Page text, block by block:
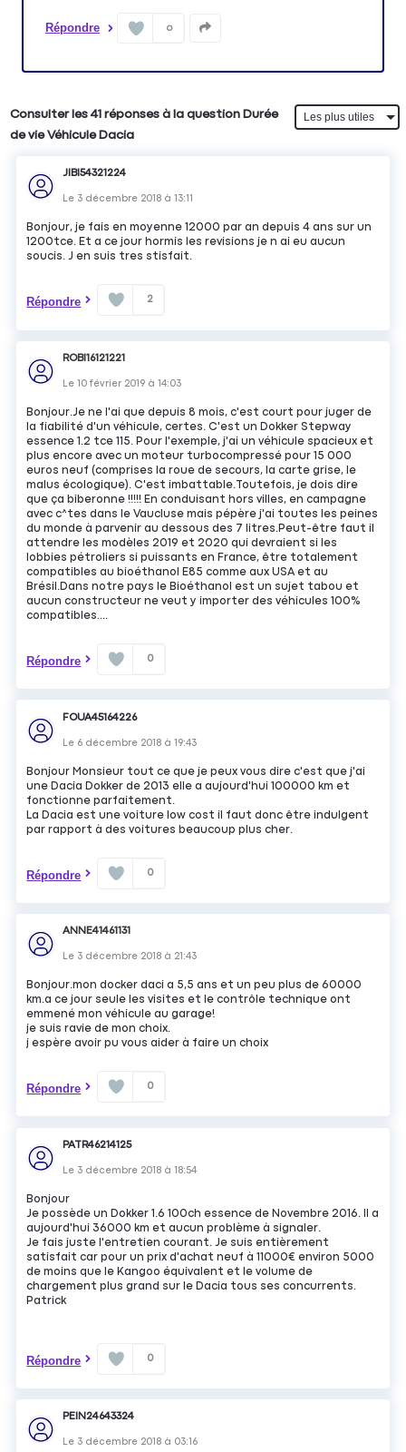
Répondre 0
Consulter les 41 réponses à la question Durée
de vie Véhicule Dacia
JIBI54321224
Le 3 décembre 2018 à13:11
Bonjour, je fais en moyenne 12000 par an depuis 4 ans sur un
1200tce. Et a ce jour hormis les revisions je n ai eu aucun
soucis. J en suis tres stisfait.
Répondre 2
ROBI16121221
Le10 février 2019 à14:03
Bonjour.Je ne l'ai que depuis 8 mois, c'est court pour juger de
la fiabilité d'un véhicule, certes. C'est un Dokker Stepway
essence 1.2 tce 115. Pour l'exemple, j'ai un véhicule spacieux et
plus encore avec un moteur turbocompressé pour 15 000
euros neuf (comprises la roue de secours, la carte grise, le
malus écologique). C'est imbattable.Toutefois, je dois dire
que ça biberonne !!!!! En conduisant hors villes, en campagne
avec c^tes dans le Vaucluse mais pépère j'ai toutes les peines
du monde à parvenir au dessous des 7 litres.Peut-être faut il
attendre les modèles 2019 et 2020 qui devraient si les
lobbies pétroliers si puissants en France, être totalement
compatibles au bioéthanol E85 comme aux USA et au
Brésil.Dans notre pays le Bioéthanol est un sujet tabou et
aucun constructeur ne veut y importer des véhicules 100%
compatibles....
Répondre 0
FOUA45164226
Le 6 décembre 2018 à19:43
Bonjour Monsieur tout ce que je peux vous dire c'est que j'ai
une Dacia Dokker de 2013 elle a aujourd'hui 100000 km et
fonctionne parfaitement.
La Dacia est une voiture low cost il faut donc être indulgent
par rapport à des voitures beaucoup plus cher.
Répondre 0
ANNE41461131
Le 3 décembre 2018 à 21:43
Bonjour.mon docker daci a 5,5 ans et un peu plus de 60000
km.a ce jour seule les visites et le contrôle technique ont
emmené mon véhicule au garage!
je suis ravie de mon choix.
j espère avoir pu vous aider à faire un choix
Répondre 0
PATR46214125
Le 3 décembre 2018 à18:54
Bonjour
Je possède un Dokker 1.6 100ch essence de Novembre 2016. Il a
aujourd'hui 36000 km et aucun problème à signaler.
Je fais juste l'entretien courant. Je suis entièrement
satisfait car pour un prix d'achat neuf à 11000€ environ 5000
de moins que le Kangoo équivalent et le volume de
chargement plus grand sur le Dacia tous ses concurrents.
Patrick
Répondre 0
PEIN24643324
Le 3 décembre 2018 à 03:16